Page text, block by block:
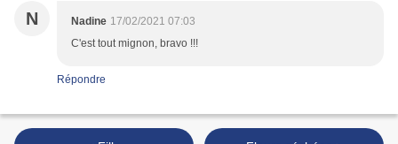
N Nadine 17/02/2021 07:03
C'est tout mignon, bravo !!!
Répondre